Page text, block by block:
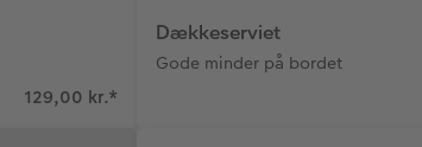
129,00 kr.*
Dækkeserviet
Gode minder på bordet